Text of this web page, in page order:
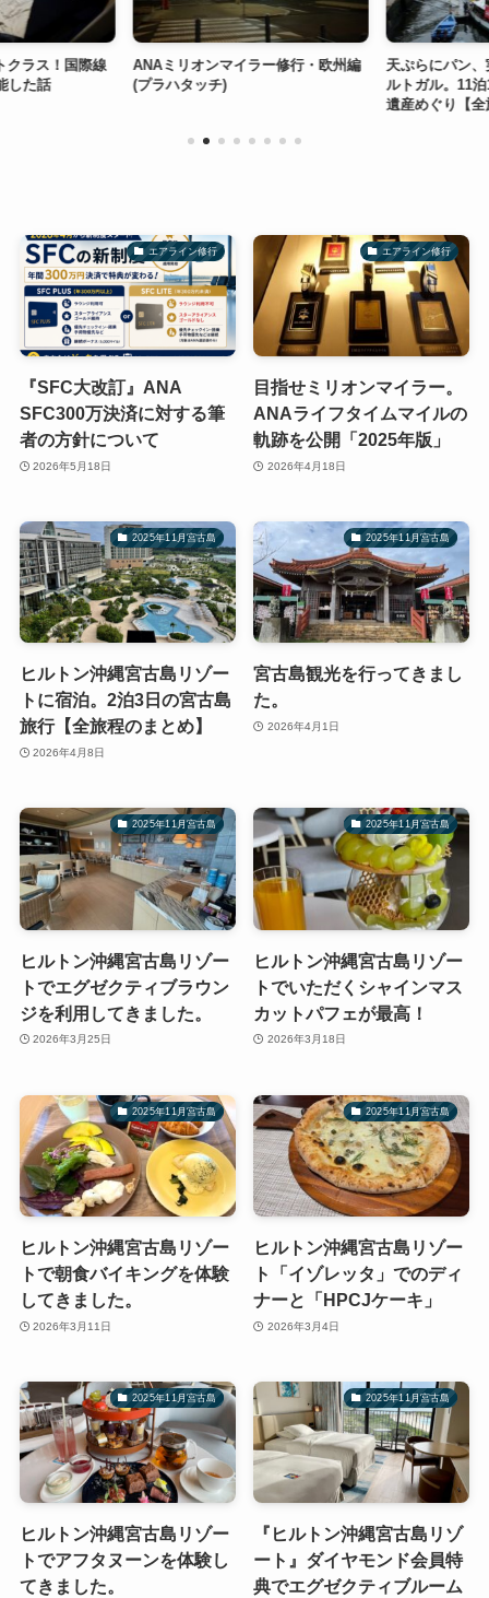
ラス！国際線
た話
ANAミリオンマイラー修行・欧州編
(プラハタッチ)
天ぷらにパン、
ルトガル。11泊
遺産めぐり【全
エアライン修行
『SFC大改訂』ANA
SFC300万決済に対する筆
者の方針について
2026年5月18日
エアライン修行
目指せミリオンマイラー。
ANAライフタイムマイルの
軌跡を公開「2025年版」
2026年4月18日
2025年11月宮古島
ヒルトン沖縄宮古島リゾー
トに宿泊。2泊3日の宮古島
旅行【全旅程のまとめ】
2026年4月8日
2025年11月宮古島
宮古島観光を行ってきまし
た。
2026年4月1日
2025年11月宮古島
ヒルトン沖縄宮古島リゾー
トでエグゼクティブラウン
ジを利用してきました。
2026年3月25日
2025年11月宮古島
ヒルトン沖縄宮古島リゾー
トでいただくシャインマス
カットパフェが最高！
2026年3月18日
2025年11月宮古島
ヒルトン沖縄宮古島リゾー
トで朝食バイキングを体験
してきました。
2026年3月11日
2025年11月宮古島
ヒルトン沖縄宮古島リゾー
ト「イゾレッタ」でのディ
ナーと「HPCJケーキ」
2026年3月4日
2025年11月宮古島
ヒルトン沖縄宮古島リゾー
トでアフタヌーンを体験し
てきました。
2025年11月宮古島
『ヒルトン沖縄宮古島リゾ
ート』ダイヤモンド会員特
典でエグゼクティブルーム